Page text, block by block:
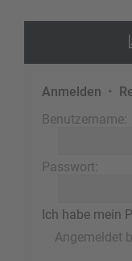
Anmelden •
Benutzername:
Passwort:
Ich habe mein
Angemeldet